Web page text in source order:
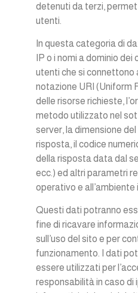
detenuti da terzi,
utenti.
In questa categoria di
IP o i nomi a dominio
utenti che si connettono
notazione URI (Uniform
delle risorse richieste,
metodo utilizzato nel
server, la dimensione
risposta, il codice
della risposta data dal
ecc.) ed altri parametri
operativo e all’ambiente
Questi dati potranno
fine di ricavare
sull’uso del sito e per
funzionamento. I dati
essere utilizzati per
responsabilità in caso di